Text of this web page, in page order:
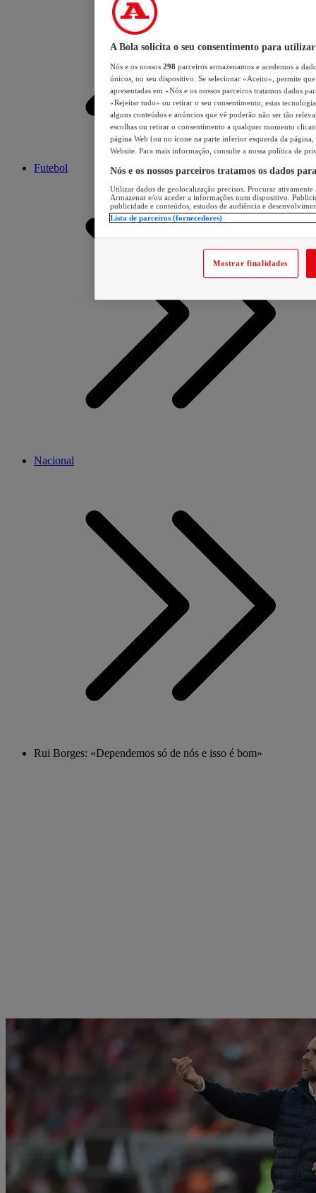
Futebol
Nacional
Rui Borges: «Dependemos só de nós e isso é bom»
A Bola solicita o seu consentimento para utilizar
Nós e os nossos 298 parceiros armazenamos e acedemos a
únicos, no seu dispositivo. Se selecionar «Aceito», permite
apresentadas em «Nós e os nossos parceiros tratamos dados
«Rejeitar tudo» ou retirar o seu consentimento, estas
alguns conteúdos e anúncios que vê poderão não ser tão
escolhas ou retirar o consentimento a qualquer momento
página Web (ou no ícone na parte inferior esquerda da página,
Website. Para mais informação, consulte a nossa política de
Nós e os nossos parceiros tratamos os dados
Utilizar dados de geolocalização precisos. Procurar
Armazenar e/ou aceder a informações num dispositivo.
publicidade e conteúdos, estudos de audiência e
Lista de parceiros (fornecedores)
Mostrar finalidades